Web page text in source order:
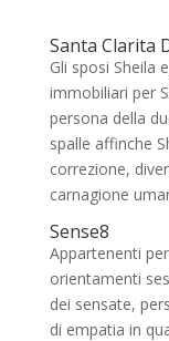
Santa Clarita
Gli sposi Sheila
immobiliari per
persona della
spalle affinche
correzione,
carnagione
Sense8
Appartenenti
orientamenti
dei sensate,
di empatia in